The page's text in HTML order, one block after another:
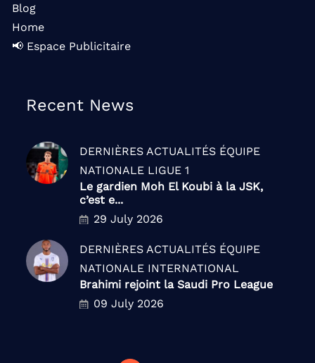
Blog
Home
📢 Espace Publicitaire
Recent News
DERNIÈRES ACTUALITÉS ÉQUIPE
NATIONALE LIGUE 1
Le gardien Moh El Koubi à la JSK,
c’est e...
29 July 2026
DERNIÈRES ACTUALITÉS ÉQUIPE
NATIONALE INTERNATIONAL
Brahimi rejoint la Saudi Pro League
09 July 2026